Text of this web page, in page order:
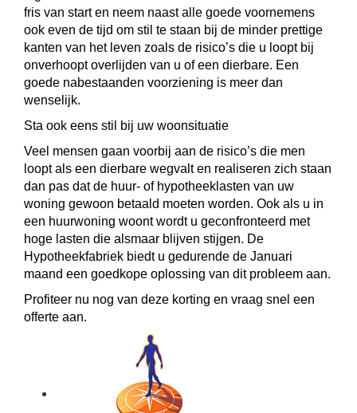
fris van start en neem naast alle goede voornemens
ook even de tijd om stil te staan bij de minder prettige
kanten van het leven zoals de risico’s die u loopt bij
onverhoopt overlijden van u of een dierbare. Een
goede nabestaanden voorziening is meer dan
wenselijk.
Sta ook eens stil bij uw woonsituatie
Veel mensen gaan voorbij aan de risico’s die men
loopt als een dierbare wegvalt en realiseren zich staan
dan pas dat de huur- of hypotheeklasten van uw
woning gewoon betaald moeten worden. Ook als u in
een huurwoning woont wordt u geconfronteerd met
hoge lasten die alsmaar blijven stijgen. De
Hypotheekfabriek biedt u gedurende de Januari
maand een goedkope oplossing van dit probleem aan.
Profiteer nu nog van deze korting en vraag snel een
offerte aan.